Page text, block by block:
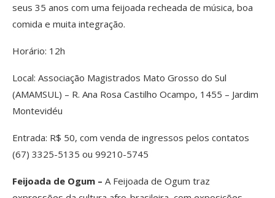
seus 35 anos com uma feijoada recheada de música, boa
comida e muita integração.
Horário: 12h
Local: Associação Magistrados Mato Grosso do Sul
(AMAMSUL) – R. Ana Rosa Castilho Ocampo, 1455 – Jardim
Montevidéu
Entrada: R$ 50, com venda de ingressos pelos contatos
(67) 3325-5135 ou 99210-5745
Feijoada de Ogum – A Feijoada de Ogum traz